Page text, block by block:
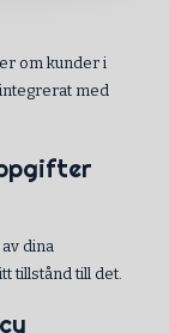
om kunder i
med
dina
tillstånd till det.